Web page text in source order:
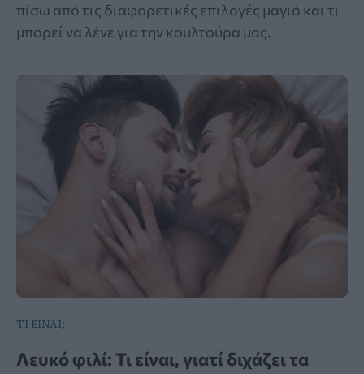
πίσω από τις διαφορετικές επιλογές μαγιό και τι
μπορεί να λένε για την κουλτούρα μας.
ΤΙ ΕΙΝΑΙ;
Λευκό φιλί: Τι είναι, γιατί διχάζει τα